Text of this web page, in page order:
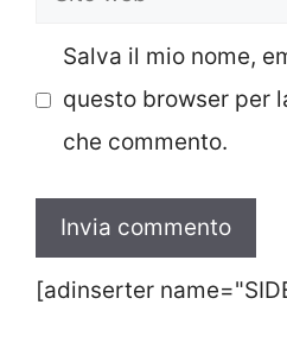
Salva il mio nome,
questo browser per
che commento.
[adinserter